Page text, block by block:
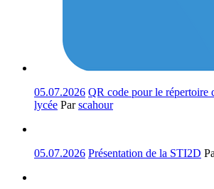
05.07.2026 QR code pour le répertoire
lycée Parscahour
05.07.2026 Présentation de la STI2D